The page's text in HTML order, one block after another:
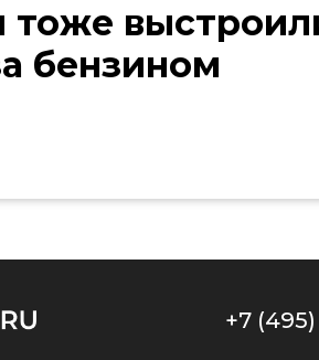
бензином
+7